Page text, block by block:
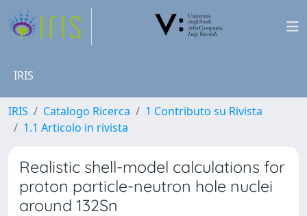
IRIS
IRIS Catalogo Ricerca
1 Contributo su Rivista
1.1 Articolo in rivista
Realistic shell-model calculations for
proton particle-neutron hole nuclei
around 132Sn